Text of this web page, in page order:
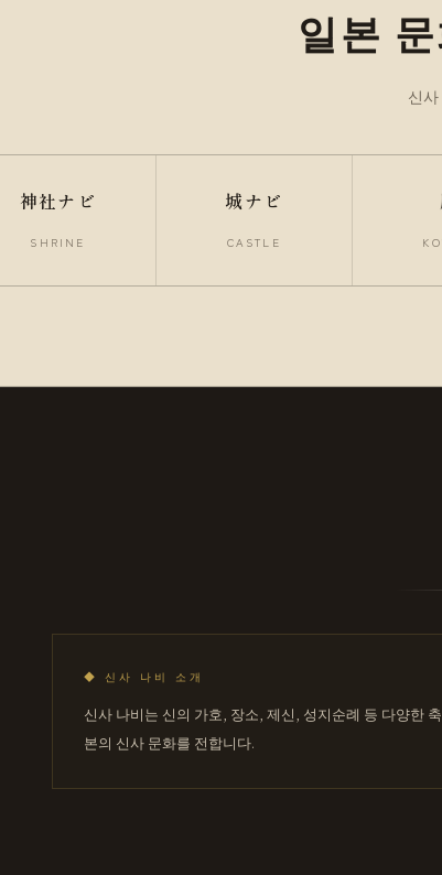
일본
신
神社ナビ
SHRINE
城ナビ
CASTLE
◆ 신사 나비 소개
신사 나비는 신의 가호, 장소, 제신, 성지순례 등 다양한
본의 신사 문화를 전합니다.